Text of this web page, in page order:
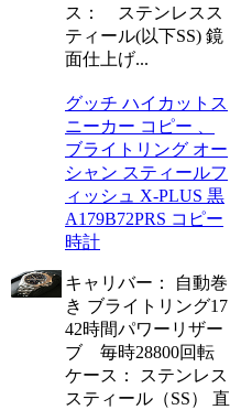
ス： ステンレスス
ティール(以下SS) 鏡
面仕上げ...
グッチ ハイカットス
ニーカー コピー 、
ブライトリング オー
シャン スティールフ
ィッシュ X-PLUS 黒
A179B72PRS コピー
時計
キャリバー： 自動巻
き ブライトリング17
42時間パワーリザー
ブ 毎時28800回転
ケース： ステンレス
スティール（SS） 直